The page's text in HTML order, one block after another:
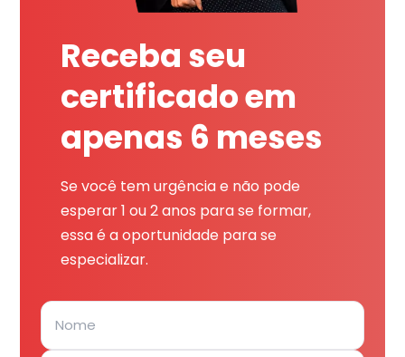
Receba seu
certificado em
apenas 6 meses
Se você tem urgência e não pode
esperar 1 ou 2 anos para se formar,
essa é a oportunidade para se
especializar.